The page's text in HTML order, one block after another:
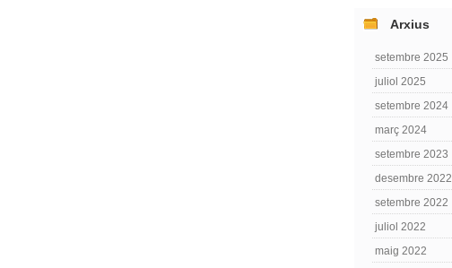
Arxius
setembre 2025
juliol 2025
setembre 2024
març 2024
setembre 2023
desembre 2022
setembre 2022
juliol 2022
maig 2022